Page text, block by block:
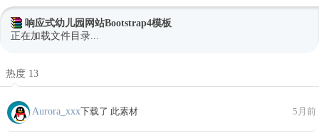
响应式幼儿园网站Bootstrap4模板
正在加载文件目录...
热度 13
Aurora_xxx下载了 此素材 5月前